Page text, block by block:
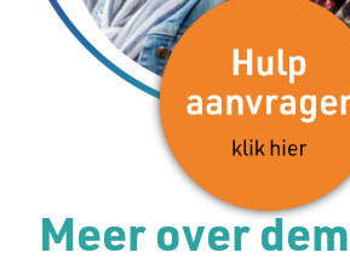
Meer over